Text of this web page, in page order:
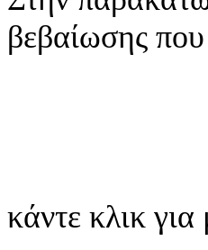
βεβαίωσης που
κάντε κλικ